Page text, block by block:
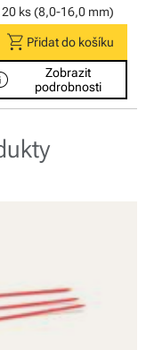
ks (8,0-16,0 mm)
shopping_cart Přidat do košíku
Zobrazit
podrobnosti